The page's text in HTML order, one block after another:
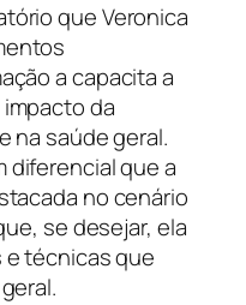
que Veronica
a capacita a
da
na saúde geral.
diferencial que a
no cenário
se desejar, ela
técnicas que